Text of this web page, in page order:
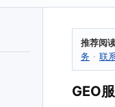
推荐阅
务 · 联
GEO